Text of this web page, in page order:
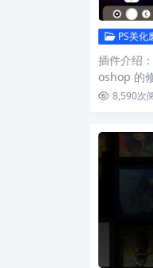
PS美化
插件介绍
oshop 的
8,590次